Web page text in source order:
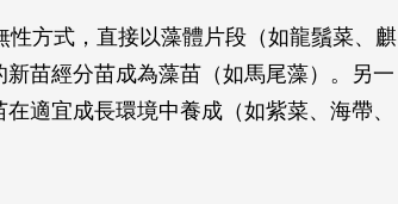
方式，直接以藻體片段（如龍鬚菜、麒
苗經分苗成為藻苗（如馬尾藻）。另一
適宜成長環境中養成（如紫菜、海帶、